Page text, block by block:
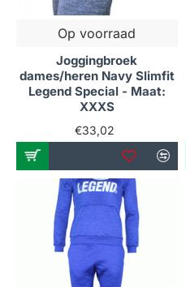
Op voorraad
Joggingbroek
dames/heren Navy Slimfit
Legend Special - Maat:
XXXS
€33,02